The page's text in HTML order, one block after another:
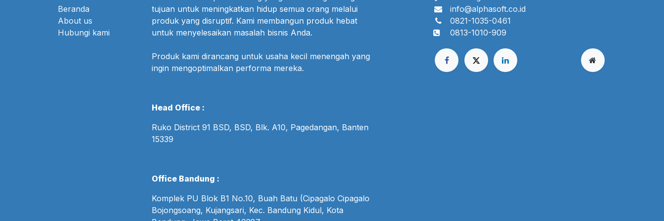
Beranda
About us
Hubungi kami
tujuan untuk meningkatkan hidup semua orang melalui
produk yang disruptif. Kami membangun produk hebat
untuk menyelesaikan masalah bisnis Anda.
Produk kami dirancang untuk usaha kecil menengah yang
ingin mengoptimalkan performa mereka.
Head Office :
Ruko District 91 BSD, BSD, Blk. A10, Pagedangan, Banten
15339
Office Bandung :
Komplek PU Blok B1 No.10, Buah Batu (Cipagalo Cipagalo
Bojongsoang, Kujangsari, Kec. Bandung Kidul, Kota
info@alphasoft.co.id
0821-1035-0461
0813-1010-909